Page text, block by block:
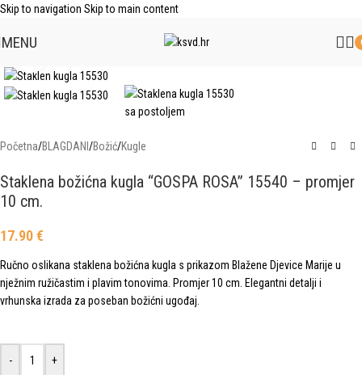
Skip to navigation Skip to main content
MENU
Početna/BLAGDANI /Božić/Kugle
Staklena božićna kugla “GOSPA ROSA” 15540 – promjer
10 cm.
17.90€
Ručno oslikana staklena božićna kugla s prikazom Blažene Djevice Marije u
nježnim ružičastim i plavim tonovima. Promjer 10 cm. Elegantni detalji i
vrhunska izrada za poseban božićni ugođaj.
- +